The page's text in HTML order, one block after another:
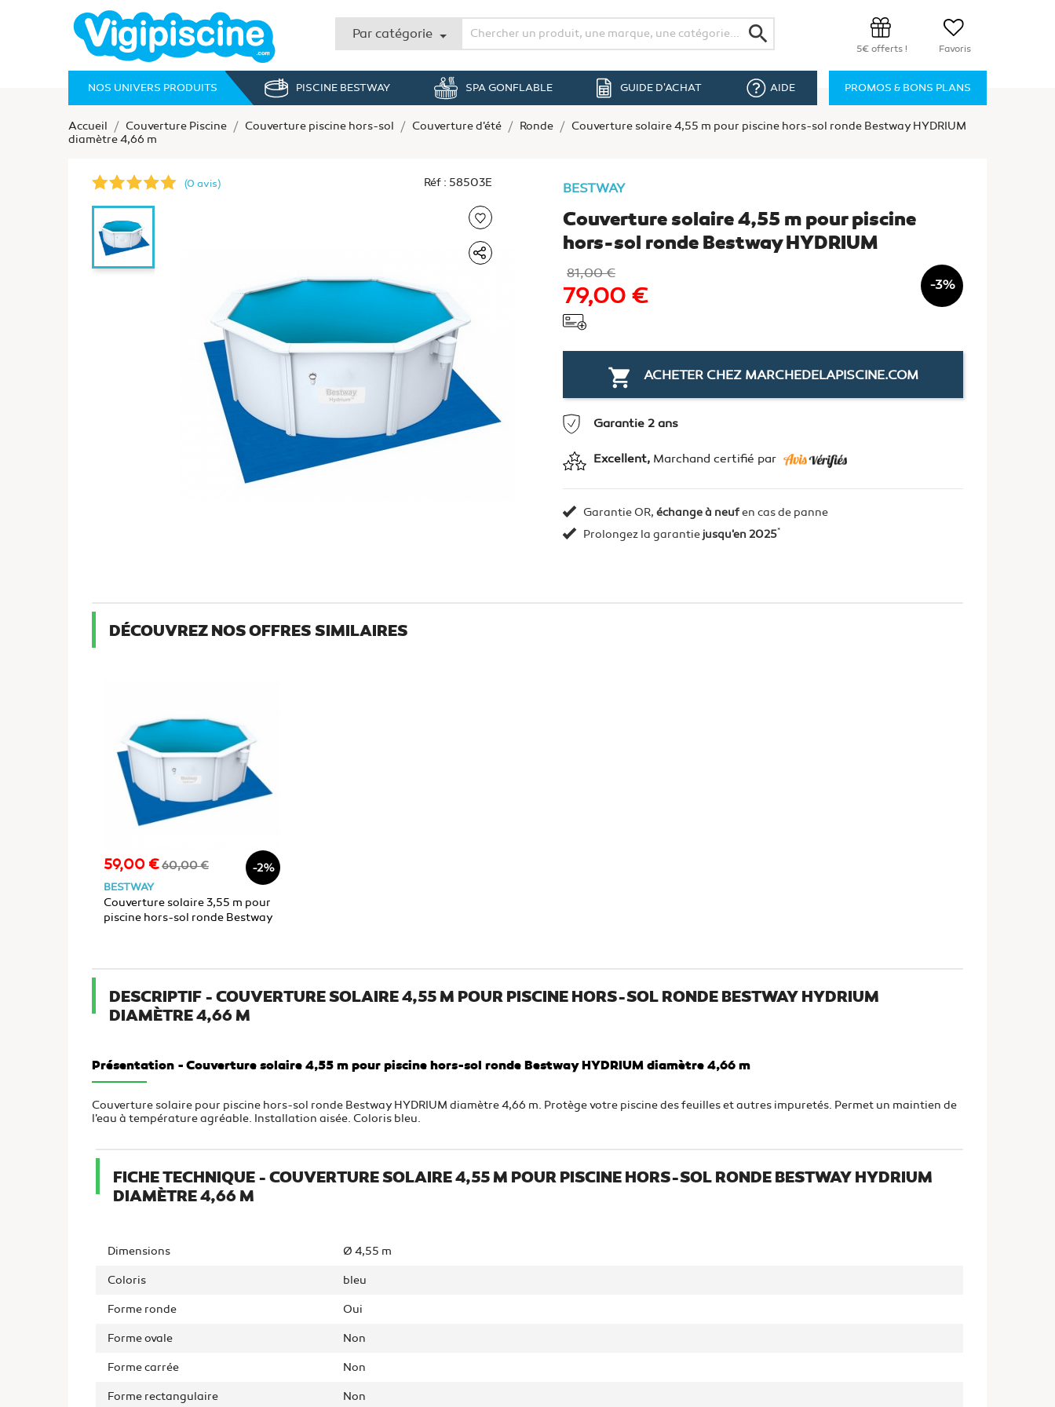
Par catégorie search
Favoris
5€ offerts !
NOS UNIVERS PRODUITS PISCINE BESTWAY SPA GONFLABLE GUIDE D'ACHAT AIDE PROMOS & BONS PLANS
Accueil Couverture Piscine Couverture piscine hors-sol Couverture d'été Ronde
Couverture solaire 4,55 m pour piscine hors-sol ronde Bestway HYDRIUM
diamètre 4,66 m
(0 avis) Réf : 58503E BESTWAY
Couverture solaire 4,55 m pour piscine
hors-sol ronde Bestway HYDRIUM
diamètre 4,66 m
81,00 €
-3%
79,00 €
 ACHETER CHEZ MARCHEDELAPISCINE.COM
Garantie 2 ans
Excellent, Marchand certifié par
Garantie OR, échange à neufen cas de panne
Prolongez la garantiejusqu'en 2025*
DÉCOUVREZ NOS OFFRES SIMILAIRES
Prix
59,00 €Prix
60,00 € -2%
BESTWAY
Couverture solaire 3,55 m pour
piscine hors-sol ronde Bestway
DESCRIPTIF - COUVERTURE SOLAIRE 4,55 M POUR PISCINE HORS-SOL RONDE BESTWAY HYDRIUM
DIAMÈTRE 4,66 M
Présentation - Couverture solaire 4,55 m pour piscine hors-sol ronde Bestway HYDRIUM diamètre 4,66 m
Couverture solaire pour piscine hors-sol ronde Bestway HYDRIUM diamètre 4,66 m. Protège votre piscine des feuilles et autres impuretés. Permet un maintien de
l'eau à température agréable. Installation aisée. Coloris bleu.
FICHE TECHNIQUE - COUVERTURE SOLAIRE 4,55 M POUR PISCINE HORS-SOL RONDE BESTWAY HYDRIUM
DIAMÈTRE 4,66 M
Dimensions Ø 4,55 m
Coloris bleu
Forme ronde Oui
Forme ovale Non
Forme carrée Non
Forme rectangulaire Non